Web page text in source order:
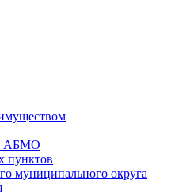
АБМО
пунктов
муниципального округа